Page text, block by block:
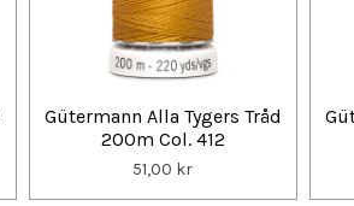
Gütermann Alla Tygers Tråd
200m Col. 412
51,00 kr